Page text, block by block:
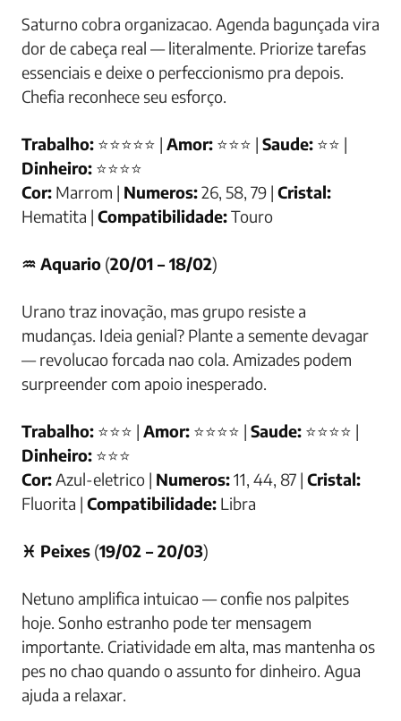
Saturno cobra organizacao. Agenda bagunçada vira
dor de cabeça real — literalmente. Priorize tarefas
essenciais e deixe o perfeccionismo pra depois.
Chefia reconhece seu esforço.
Trabalho: ⭐⭐⭐⭐⭐ | Amor: ⭐⭐⭐ | Saude: ⭐⭐ |
Dinheiro: ⭐⭐⭐⭐
Cor: Marrom | Numeros:26, 58, 79 | Cristal:
Hematita | Compatibilidade:Touro
♒ Aquario (20/01 – 18/02)
Urano traz inovação, mas grupo resiste a
mudanças. Ideia genial? Plante a semente devagar
— revolucao forcada nao cola. Amizades podem
surpreender com apoio inesperado.
Trabalho: ⭐⭐⭐ | Amor: ⭐⭐⭐⭐ | Saude: ⭐⭐⭐⭐ |
Dinheiro: ⭐⭐⭐
Cor:Azul-eletrico | Numeros:11, 44, 87 | Cristal:
Fluorita | Compatibilidade: Libra
♓ Peixes (19/02 – 20/03)
Netuno amplifica intuicao — confie nos palpites
hoje. Sonho estranho pode ter mensagem
importante. Criatividade em alta, mas mantenha os
pes no chao quando o assunto for dinheiro. Agua
ajuda a relaxar.